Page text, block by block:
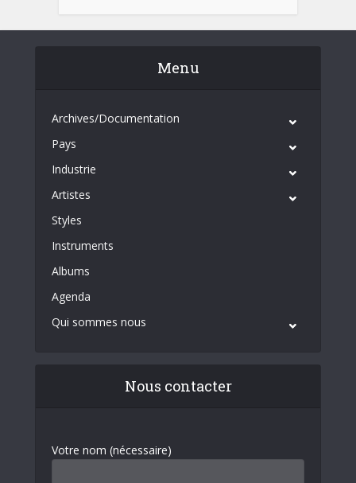
Menu
Archives/Documentation
Pays
Industrie
Artistes
Styles
Instruments
Albums
Agenda
Qui sommes nous
Nous contacter
Votre nom (nécessaire)